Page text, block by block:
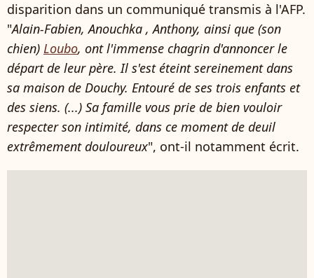
disparition dans un communiqué transmis à l'AFP.
"Alain-Fabien, Anouchka , Anthony, ainsi que (son
chien) Loubo, ont l'immense chagrin d'annoncer le
départ de leur père. Il s'est éteint sereinement dans
sa maison de Douchy. Entouré de ses trois enfants et
des siens. (...) Sa famille vous prie de bien vouloir
respecter son intimité, dans ce moment de deuil
extrêmement douloureux", ont-il notamment écrit.